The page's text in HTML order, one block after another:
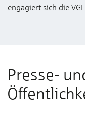
engagiert sich die
Presse-